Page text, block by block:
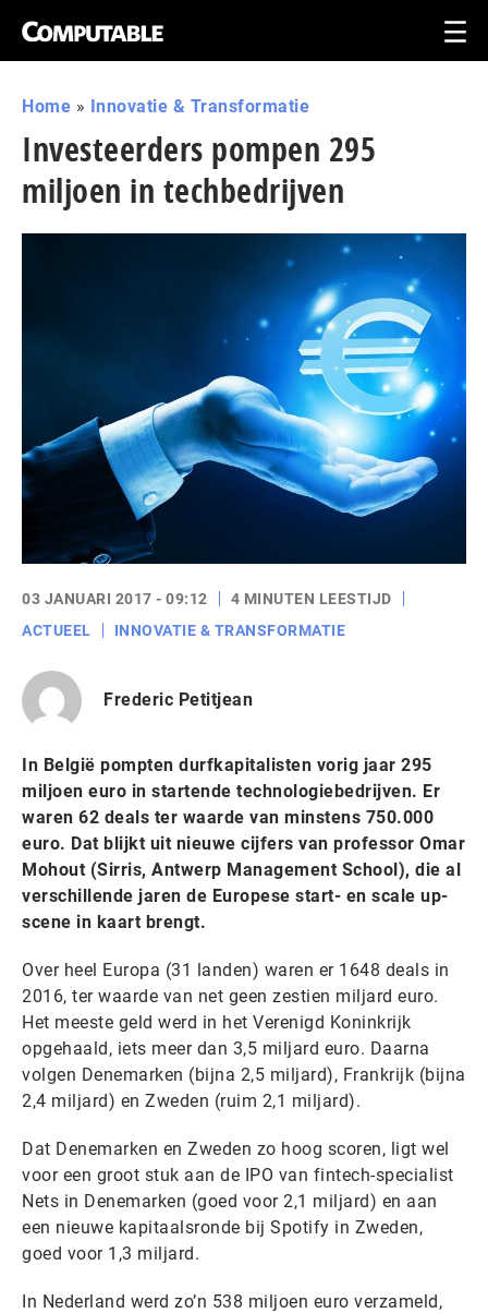
Home » Innovatie & Transformatie
Investeerders pompen 295
miljoen in techbedrijven
03 JANUARI 2017 - 09:12
4 MINUTEN LEESTIJD
ACTUEEL
INNOVATIE & TRANSFORMATIE
Frederic Petitjean
In België pompten durfkapitalisten vorig jaar 295
miljoen euro in startende technologiebedrijven. Er
waren 62 deals ter waarde van minstens 750.000
euro. Dat blijkt uit nieuwe cijfers van professor Omar
Mohout (Sirris, Antwerp Management School), die al
verschillende jaren de Europese start- en scale up-
scene in kaart brengt.
Over heel Europa (31 landen) waren er 1648 deals in
2016, ter waarde van net geen zestien miljard euro.
Het meeste geld werd in het Verenigd Koninkrijk
opgehaald, iets meer dan 3,5 miljard euro. Daarna
volgen Denemarken (bijna 2,5 miljard), Frankrijk (bijna
2,4 miljard) en Zweden (ruim 2,1 miljard).
Dat Denemarken en Zweden zo hoog scoren, ligt wel
voor een groot stuk aan de IPO van fintech-specialist
Nets in Denemarken (goed voor 2,1 miljard) en aan
een nieuwe kapitaalsronde bij Spotify in Zweden,
goed voor 1,3 miljard.
In Nederland werd zo’n 538 miljoen euro verzameld,